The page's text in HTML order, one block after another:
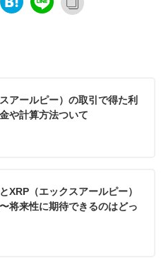
アールピー）の取引で得た利
や計算方法ついて
XRP（エックスアールピー）
将来性に期待できるのはどっ